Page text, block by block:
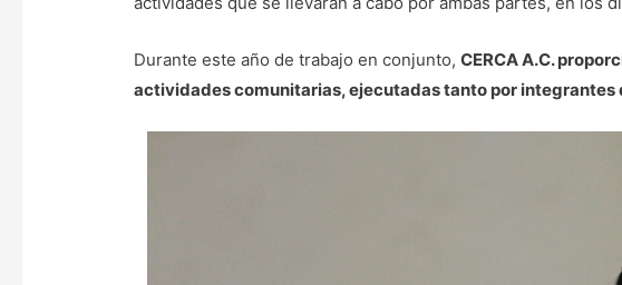
Durante este año de trabajo en conjunto,CERCA A.C.
actividades comunitarias, ejecutadas tanto por